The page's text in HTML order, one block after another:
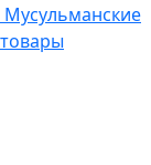
Мусульманские
товары